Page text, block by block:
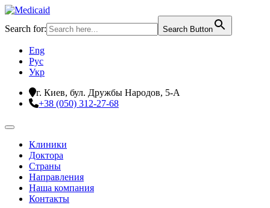
Search for: Search Button
Eng
Рус
Укр
г. Киев, бул. Дружбы Народов, 5-А
+38 (050) 312-27-68
Клиники
Доктора
Страны
Направления
Наша компания
Контакты